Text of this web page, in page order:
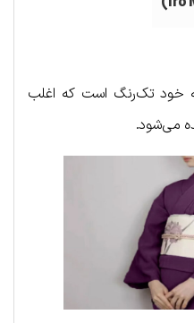
خود تک‌رنگ است که اغلب
می‌شود.